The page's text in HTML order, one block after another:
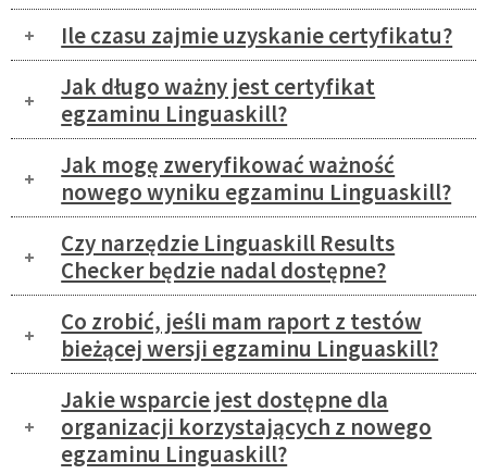
Ile czasu zajmie uzyskanie certyfikatu?
Jak długo ważny jest certyfikat
egzaminu Linguaskill?
Jak mogę zweryfikować ważność
nowego wyniku egzaminu Linguaskill?
Czy narzędzie Linguaskill Results
Checker będzie nadal dostępne?
Co zrobić, jeśli mam raport z testów
bieżącej wersji egzaminu Linguaskill?
Jakie wsparcie jest dostępne dla
organizacji korzystających z nowego
egzaminu Linguaskill?